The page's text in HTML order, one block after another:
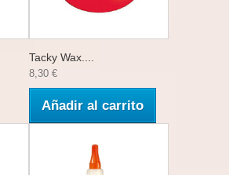
Tacky Wax....
8,30 €
Añadir al carrito